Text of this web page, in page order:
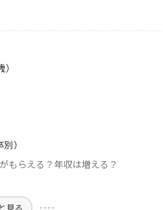
）
もらえる？年収は増える？
見る